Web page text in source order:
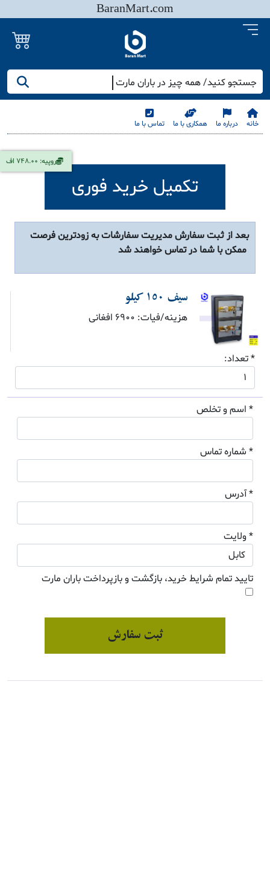
BaranMart.com
جستجو کنید/ همه چیز در باران مارت
خانه درباره ما همکاری با ما تماس با ما
روپیه: 748.00 اف
تکمیل خرید فوری
بعد از ثبت سفارش مدیریت سفارشات به زودترین فرصت
ممکن با شما در تماس خواهند شد
سیف 150 کیلو
هزینه/فیات: 6900 افغانی
* تعداد:
* اسم و تخلص
* شماره تماس
* آدرس
* ولایت
تایید تمام شرایط خرید، بازگشت و بازپرداخت باران مارت
ثبت سفارش